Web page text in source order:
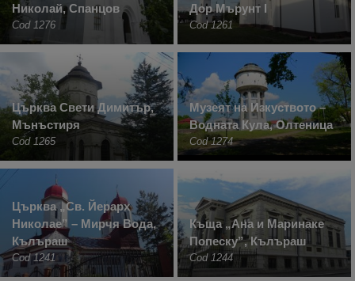
Николай, Спанцов
Cod 1276
Дор Мърунт I
Cod 1261
Църква Свети Димитър,
Мънъстиря
Cod 1265
Музеят на Изкуството –
Водната Кула, Олтеница
Cod 1274
Църква „Св. Йерарх
Николае” – Мирчя Вода,
Кълъраш
Cod 1241
Къща „Ана и Маринаке
Попеску”, Кълъраш
Cod 1244